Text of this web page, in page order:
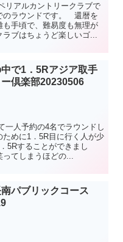
アルカントリークラブで
のラウンドです。 還暦を
手頃で、難易度も無理が
ブはちょうど楽しいゴ...
で1．5Rアジア取手
倶楽部20230506
人予約の4名でラウンドし
めに1．5R目に行く人が少
5Rすることができまし
てしまうほどの...
パブリックコース